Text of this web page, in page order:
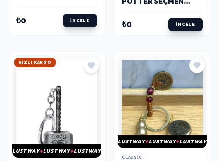
₺0 İNCELE
ALK3094
₺0 İNCELE
HIZLI KARGO
LUSTWAY LUSTWAY LUSTWAY
LUSTWAY LUSTWAY LUSTWAY
CLASSIC